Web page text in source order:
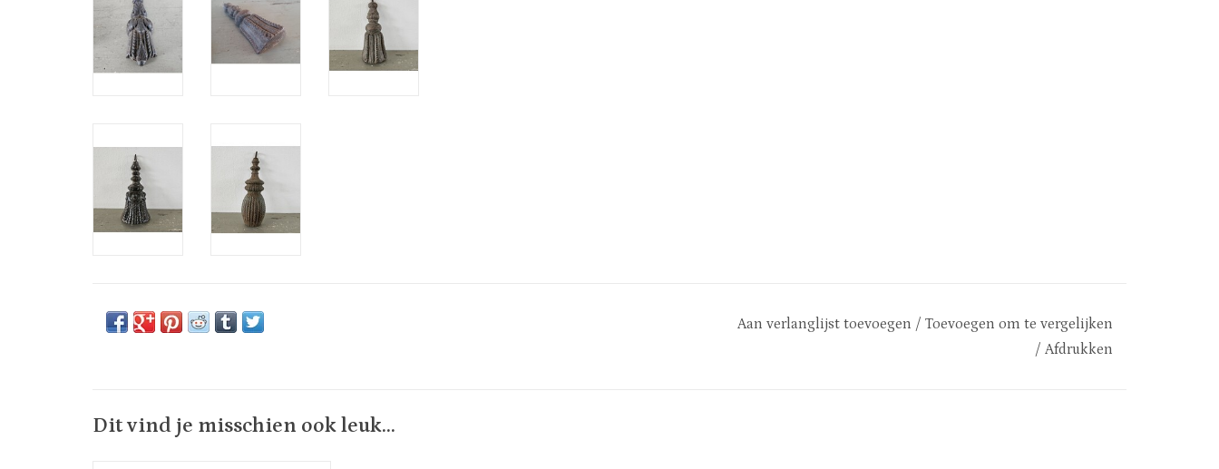
Aan verlanglijst toevoegen / Toevoegen om te vergelijken
/ Afdrukken
Dit vind je misschien ook leuk...